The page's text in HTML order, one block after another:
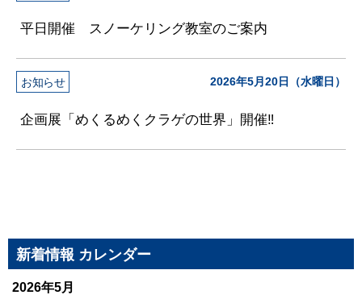
平日開催 スノーケリング教室のご案内
お知らせ 2026年5月20日（水曜日）
企画展「めくるめくクラゲの世界」開催‼
新着情報 カレンダー
2026年5月